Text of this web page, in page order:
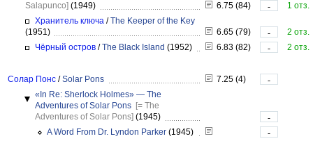
Salapunco] (1949) 6.75 (84) -
1 отз.
Хранитель ключа /The Keeper of the Key
(1951)
6.65 (79) -
2 отз.
Чёрный остров /The Black Island (1952) 6.83 (82) - 2 отз.
Солар Понс /Solar Pons 7.25 (4)
-
«In Re: Sherlock Holmes» — The
Adventures of Solar Pons [= The
Adventures of Solar Pons] (1945)
-
A Word From Dr. Lyndon Parker (1945)
-